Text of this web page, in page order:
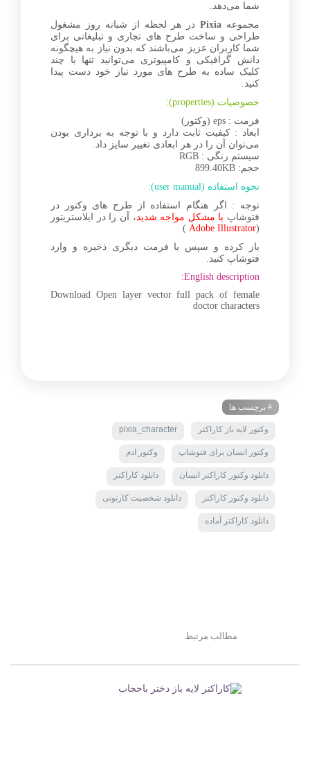
شما می‌دهد.
مجموعه Pixia در هر لحظه از شبانه روز مشغول
طراحی و ساخت طرح های تجاری و تبلیغاتی برای
شما کاربران عزیز می‌باشند که بدون نیاز به هیچگونه
دانش گرافیکی و کامپیوتری می‌توانید تنها با چند
کلیک ساده به طرح های مورد نیاز خود دست پیدا
کنید.
خصوصیات (properties):
فرمت : eps (وکتور)
ابعاد : کیفیت ثابت دارد و با توجه به برداری بودن
می‌توان آن را در هر ابعادی تغییر سایز داد.
سیستم رنگی : RGB
حجم: 899.40KB
نحوه استفاده (user manual):
توجه : اگر هنگام استفاده از طرح های وکتور در
فتوشاپ با مشکل مواجه شدید، آن را در ایلاستریتور
(
Adobe Illustrator
)
باز کرده و سپس با فرمت دیگری ذخیره و وارد
فتوشاپ کنید.
English description:
Download Open layer vector full pack of female
doctor characters
# برچسب ها
وکتور لایه باز کاراکتر pixia_character
وکتور انسان برای فتوشاپ وکتور ادم
دانلود وکتور کاراکتر انسان دانلود کاراکتر
دانلود وکتور کاراکتر دانلود شخصیت کارتونی
دانلود کاراکتر آماده
مطالب مرتبط